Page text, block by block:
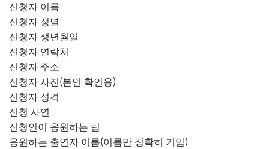
신청자 이름
신청자 성별
신청자 생년월일
신청자 연락처
신청자 주소
신청자 사진(본인 확인용)
신청자 성격
신청 사연
신청인이 응원하는 팀
응원하는 출연자 이름(이름만 정확히 기입)